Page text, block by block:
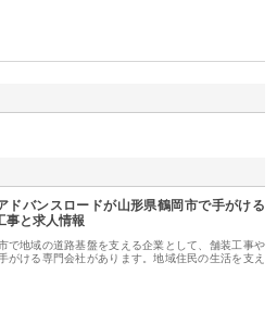
ドバンスロードが山形県鶴岡市で手がける
事と求人情報
で地域の道路基盤を支える企業として、舗装工事や
がける専門会社があります。地域住民の生活を支え